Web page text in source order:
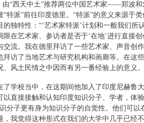
由“西天中土”推荐两位中国艺术家——郑波
特派”前往印度德里。“特派”的意义来源于类
独特性：“‘艺术家特派’计划和一般我们所
在艺术家、参访者是否于‘在地’进行直接
交流。我在德里拜访了一些艺术家、声音创
拜访了当地艺术与研究机构和画廊等。在这
、风土民情之中因而有另一番经验上的意义
了学校当中，在这期间他加入了印度尼赫鲁
以直接接触和认知印度知识分子、学者，体
分子更有身为知识分子的自觉性。他们可以
，我觉得这种形式在我们的大学中几乎已经